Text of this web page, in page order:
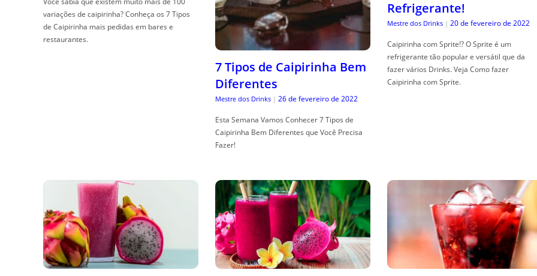
variações de caipirinha? Conheça os 7 Tipos
de Caipirinha mais pedidas em bares e
restaurantes.
7 Tipos de Caipirinha Bem
Diferentes
Mestre dos Drinks | 26 de fevereiro de 2022
Esta Semana Vamos Conhecer 7 Tipos de
Caipirinha Bem Diferentes que Você Precisa
Fazer!
Refrigerante!
Mestre dos Drinks | 20 de fevereiro de 2022
Caipirinha com Sprite!? O Sprite é um
refrigerante tão popular e versátil que da
fazer vários Drinks. Veja Como fazer
Caipirinha com Sprite.